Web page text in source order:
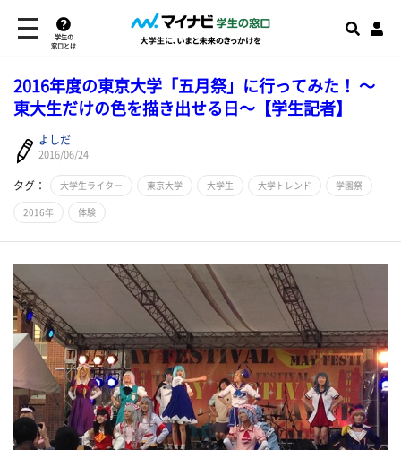
学生の
窓口とは
2016年度の東京大学「五月祭」に行ってみた！ 〜
東大生だけの色を描き出せる日〜【学生記者】
よしだ
2016/06/24
タグ： 大学生ライター 東京大学 大学生 大学トレンド 学園祭
2016年 体験